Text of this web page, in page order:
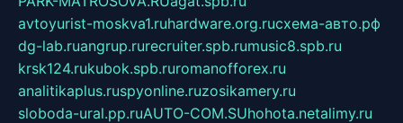
avtoyurist-moskva1.ruhardware.org.ruсхема-авто.рф
dg-lab.ruangrup.rurecruiter.spb.rumusic8.spb.ru
krsk124.rukubok.spb.ruromanofforex.ru
analitikaplus.ruspyonline.ruzosikamery.ru
sloboda-ural.pp.ruAUTO-COM.SUhohota.netalimy.ru